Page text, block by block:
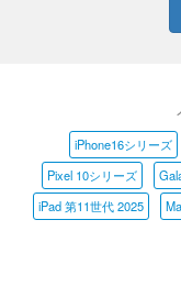
iPhone16シリーズ
Pixel 10シリーズ
iPad 第11世代 2025